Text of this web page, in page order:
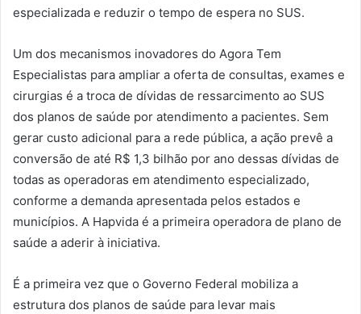
especializada e reduzir o tempo de espera no SUS.
Um dos mecanismos inovadores do Agora Tem
Especialistas para ampliar a oferta de consultas, exames e
cirurgias é a troca de dívidas de ressarcimento ao SUS
dos planos de saúde por atendimento a pacientes. Sem
gerar custo adicional para a rede pública, a ação prevê a
conversão de até R$ 1,3 bilhão por ano dessas dívidas de
todas as operadoras em atendimento especializado,
conforme a demanda apresentada pelos estados e
municípios. A Hapvida é a primeira operadora de plano de
saúde a aderir à iniciativa.
É a primeira vez que o Governo Federal mobiliza a
estrutura dos planos de saúde para levar mais